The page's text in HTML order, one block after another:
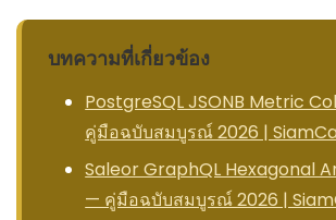
บทความที่เกี่ยวข้อง
PostgreSQL JSONB Metric
คู่มือฉบับสมบูรณ์ 2026 |
Saleor GraphQL Hexagonal
— คู่มือฉบับสมบูรณ์ 2026 |